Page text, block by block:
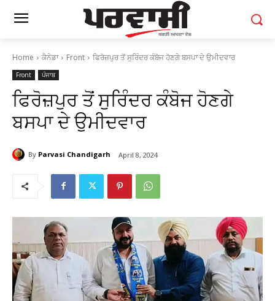
Home ਕੈਨੇਡਾ Front ਫਿਰੋਜ਼ਪੁਰ ਤੋਂ ਸੁਰਿੰਦਰ ਕੰਬੋਜ ਹੋਣਗੇ ਬਸਪਾ ਦੇ ਉਮੀਦਵਾਰ
Front ਪੰਜਾਬ
ਫਿਰੋਜ਼ਪੁਰ ਤੋਂ ਸੁਰਿੰਦਰ ਕੰਬੋਜ ਹੋਣਗੇ
ਬਸਪਾ ਦੇ ਉਮੀਦਵਾਰ
By Parvasi Chandigarh April 8, 2024